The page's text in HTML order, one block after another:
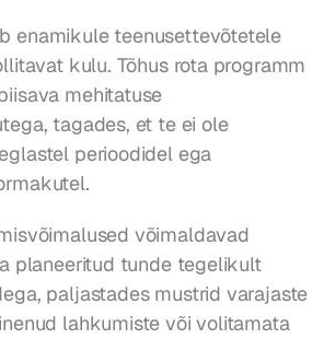
enamikule teenusettevõtetele
kulu. Tõhus rota programm
mehitatuse
tagades, et te ei ole
perioodidel ega
võimaldavad
planeeritud tunde tegelikult
paljastades mustrid varajaste
lahkumiste või volitamata